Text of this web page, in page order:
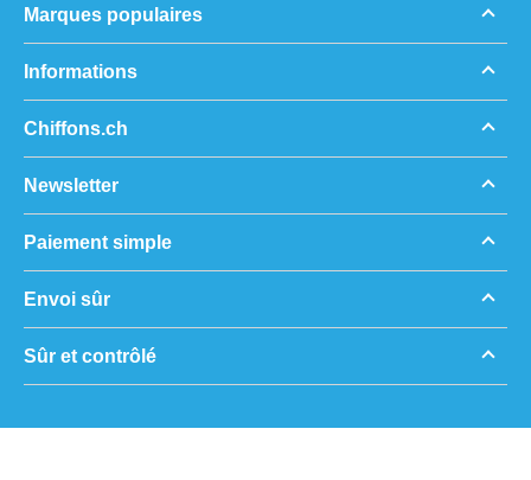
Marques populaires
Informations
Chiffons.ch
Newsletter
Paiement simple
Envoi sûr
Sûr et contrôlé